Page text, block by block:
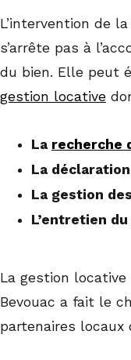
L’intervention de
s’arrête pas à
du bien. Elle peut
gestion locative
La recherche
La
La gestion
L’entretien
La gestion
Bevouac a fait le
partenaires locaux